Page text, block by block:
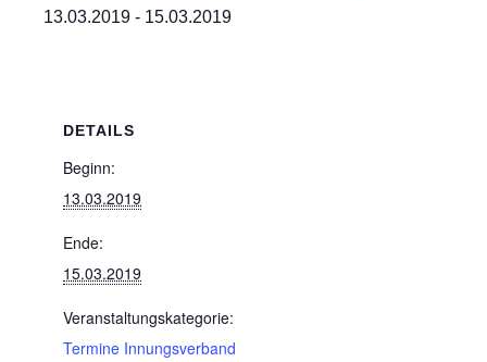
13.03.2019 - 15.03.2019
DETAILS
Beginn:
13.03.2019
Ende:
15.03.2019
Veranstaltungskategorie:
Termine Innungsverband